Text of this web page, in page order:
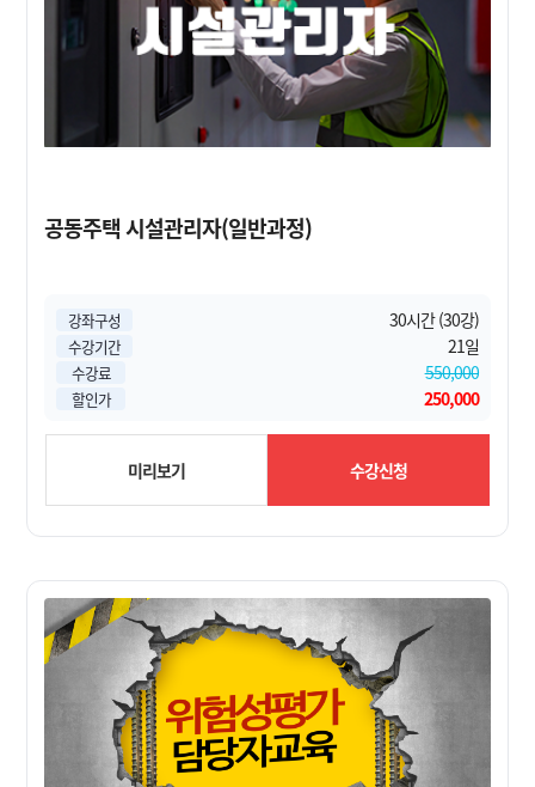
공동주택 시설관리자(일반과정)
강좌구성 30시간 (30강)
수강기간 21일
수강료 550,000
할인가 250,000
미리보기 수강신청